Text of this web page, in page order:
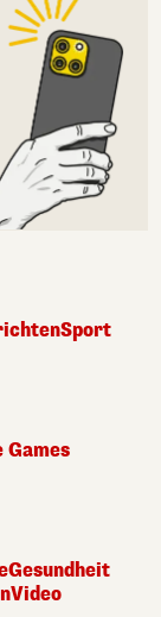
Sport
Games
Gesundheit
Video